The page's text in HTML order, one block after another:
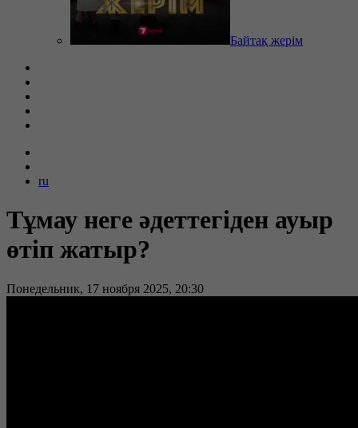
Байтақ жерім
ru
Тұмау неге әдеттегіден ауыр
өтіп жатыр?
Понедельник, 17 ноября 2025, 20:30